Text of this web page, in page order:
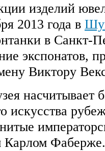
изделий
2013 года в
в Санкт-
экспонатов,
Виктору
насчитывает
искусства